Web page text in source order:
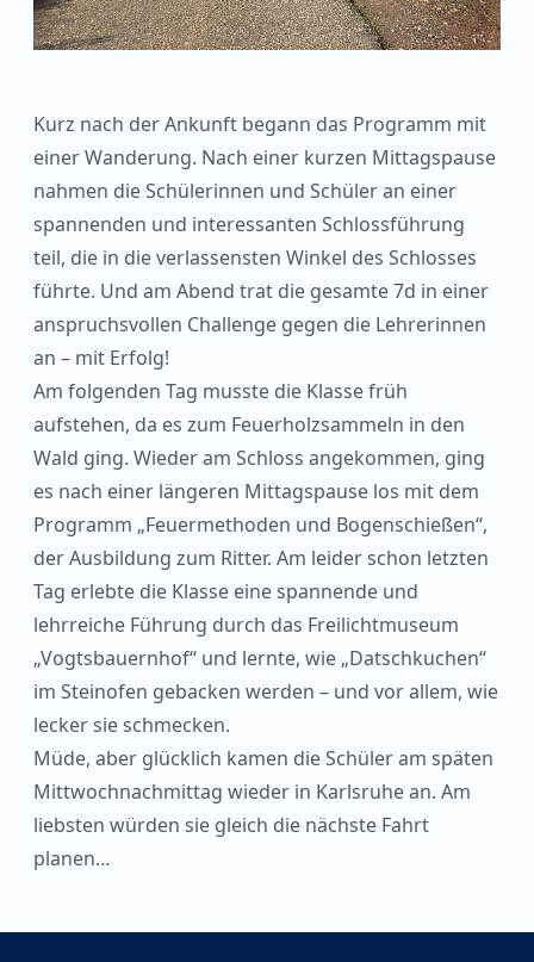
Kurz nach der Ankunft begann das Programm mit
einer Wanderung. Nach einer kurzen Mittagspause
nahmen die Schülerinnen und Schüler an einer
spannenden und interessanten Schlossführung
teil, die in die verlassensten Winkel des Schlosses
führte. Und am Abend trat die gesamte 7d in einer
anspruchsvollen Challenge gegen die Lehrerinnen
an – mit Erfolg!
Am folgenden Tag musste die Klasse früh
aufstehen, da es zum Feuerholzsammeln in den
Wald ging. Wieder am Schloss angekommen, ging
es nach einer längeren Mittagspause los mit dem
Programm „Feuermethoden und Bogenschießen“,
der Ausbildung zum Ritter. Am leider schon letzten
Tag erlebte die Klasse eine spannende und
lehrreiche Führung durch das Freilichtmuseum
„Vogtsbauernhof“ und lernte, wie „Datschkuchen“
im Steinofen gebacken werden – und vor allem, wie
lecker sie schmecken.
Müde, aber glücklich kamen die Schüler am späten
Mittwochnachmittag wieder in Karlsruhe an. Am
liebsten würden sie gleich die nächste Fahrt
planen…